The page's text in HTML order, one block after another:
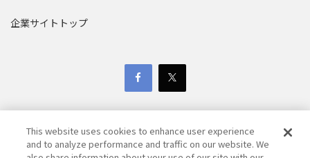
企業サイトトップ
This website uses cookies to enhance user experience
and to analyze performance and traffic on our website. We